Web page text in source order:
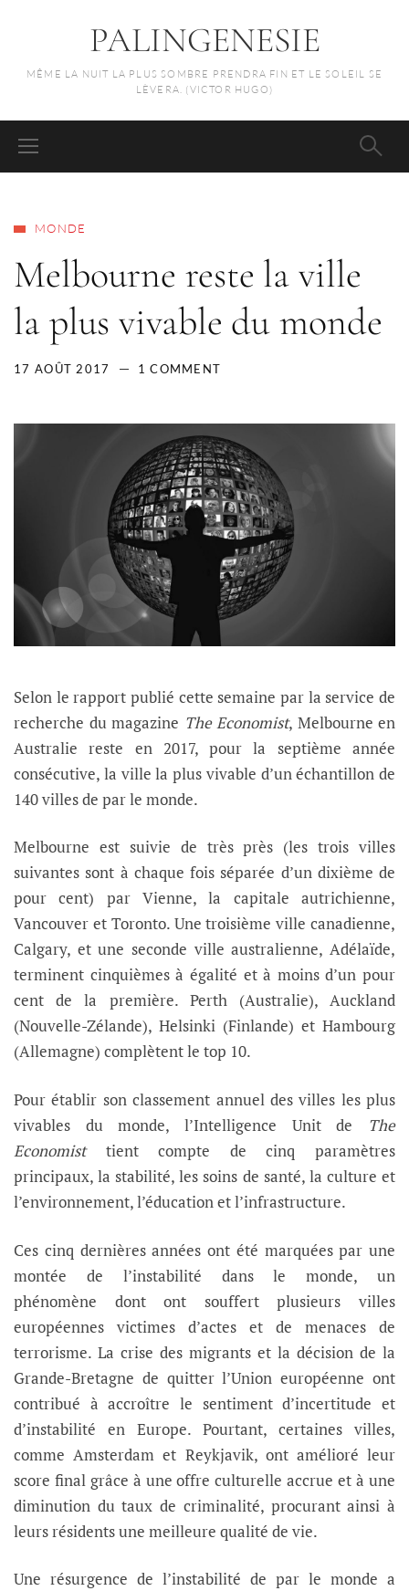
PALINGENESIE
MÊME LA NUIT LA PLUS SOMBRE PRENDRA FIN ET LE SOLEIL SE
LÈVERA. (VICTOR HUGO)
MONDE
Melbourne reste la ville
la plus vivable du monde
17 AOÛT 2017 1 COMMENT
Selon le rapport publié cette semaine par la service de
recherche du magazine The Economist, Melbourne en
Australie reste en 2017, pour la septième année
consécutive, la ville la plus vivable d’un échantillon de
140 villes de par le monde.
Melbourne est suivie de très près (les trois villes
suivantes sont à chaque fois séparée d’un dixième de
pour cent) par Vienne, la capitale autrichienne,
Vancouver et Toronto. Une troisième ville canadienne,
Calgary, et une seconde ville australienne, Adélaïde,
terminent cinquièmes à égalité et à moins d’un pour
cent de la première. Perth (Australie), Auckland
(Nouvelle-Zélande), Helsinki (Finlande) et Hambourg
(Allemagne) complètent le top 10.
Pour établir son classement annuel des villes les plus
vivables du monde, l’Intelligence Unit de The
Economisttient compte de cinq paramètres
principaux, la stabilité, les soins de santé, la culture et
l’environnement, l’éducation et l’infrastructure.
Ces cinq dernières années ont été marquées par une
montée de l’instabilité dans le monde, un
phénomène dont ont souffert plusieurs villes
européennes victimes d’actes et de menaces de
terrorisme. La crise des migrants et la décision de la
Grande-Bretagne de quitter l’Union européenne ont
contribué à accroître le sentiment d’incertitude et
d’instabilité en Europe. Pourtant, certaines villes,
comme Amsterdam et Reykjavik, ont amélioré leur
score final grâce à une offre culturelle accrue et à une
diminution du taux de criminalité, procurant ainsi à
leurs résidents une meilleure qualité de vie.
Une résurgence de l’instabilité de par le monde a